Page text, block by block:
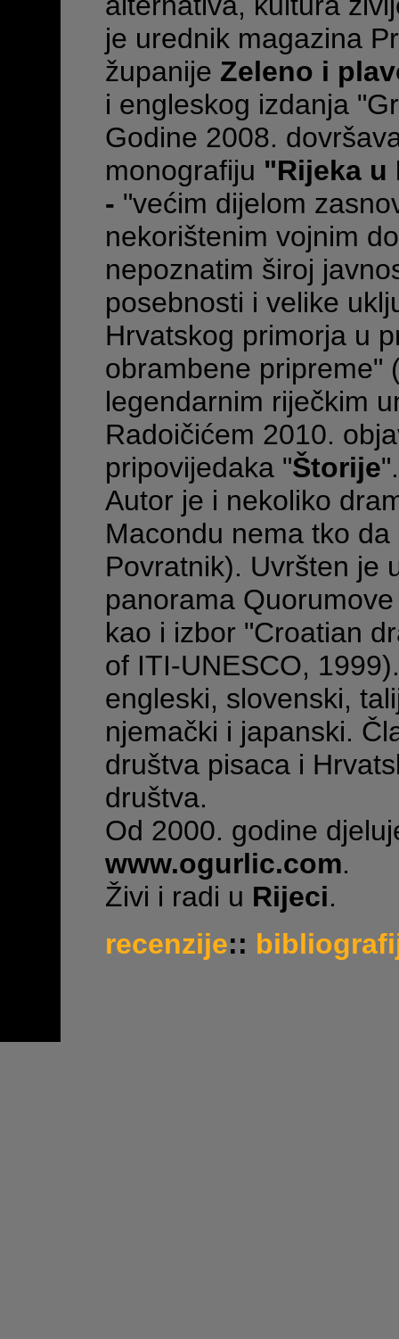
je urednik magazina
županije Zeleno i
i engleskog izdanja
Godine 2008.
monografiju "Rijeka u
- "većim dijelom
nekorištenim vojnim
nepoznatim široj
posebnosti i velike
Hrvatskog primorja u
obrambene pripreme"
legendarnim riječkim
Radoičićem 2010.
pripovijedaka "Štorije".
Autor je i nekoliko
Macondu nema tko
Povratnik). Uvršten je
panorama
kao i izbor "Croatian
of ITI-UNESCO,
engleski, slovenski,
njemački i japanski.
društva pisaca i
društva.
Od 2000. godine
www.ogurlic.com.
Živi i radi u Rijeci.
recenzije::